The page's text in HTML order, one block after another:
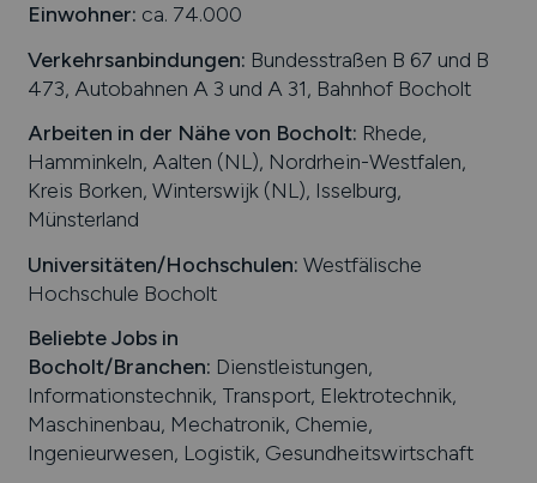
Einwohner: ca. 74.000
Verkehrsanbindungen: Bundesstraßen B 67 und B
473, Autobahnen A 3 und A 31, Bahnhof Bocholt
Arbeiten in der Nähe von Bocholt: Rhede,
Hamminkeln, Aalten (NL), Nordrhein-Westfalen,
Kreis Borken, Winterswijk (NL), Isselburg,
Münsterland
Universitäten/Hochschulen: Westfälische
Hochschule Bocholt
Beliebte Jobs in
Bocholt/Branchen: Dienstleistungen,
Informationstechnik, Transport, Elektrotechnik,
Maschinenbau, Mechatronik, Chemie,
Ingenieurwesen, Logistik, Gesundheitswirtschaft